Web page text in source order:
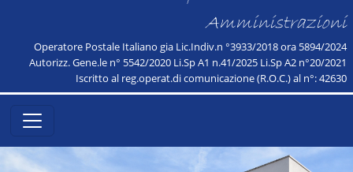
Amministrazioni
Operatore Postale Italiano gia Lic.Indiv.n °3933/2018 ora 5894/2024
Autorizz. Gene.le n° 5542/2020 Li.Sp A1 n.41/2025 Li.Sp A2 n°20/2021
Iscritto al reg.operat.di comunicazione (R.O.C.) al n°: 42630